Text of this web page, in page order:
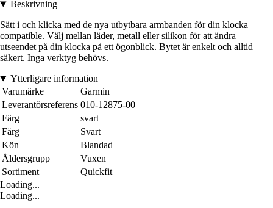
Beskrivning
Sätt i och klicka med de nya utbytbara armbanden för din klocka
compatible. Välj mellan läder, metall eller silikon för att ändra
utseendet på din klocka på ett ögonblick. Bytet är enkelt och alltid
säkert. Inga verktyg behövs.
Ytterligare information
Varumärke
Garmin
Leverantörsreferens 010-12875-00
Färg
svart
Färg
Svart
Kön
Blandad
Åldersgrupp
Vuxen
Sortiment
Quickfit
Loading...
Loading...